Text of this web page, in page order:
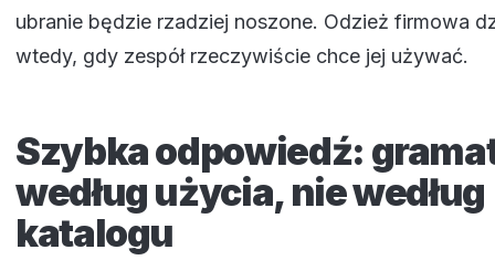
ubranie będzie rzadziej noszone. Odzież firmowa
wtedy, gdy zespół rzeczywiście chce jej używać.
Szybka odpowiedź:
według użycia, nie według
katalogu